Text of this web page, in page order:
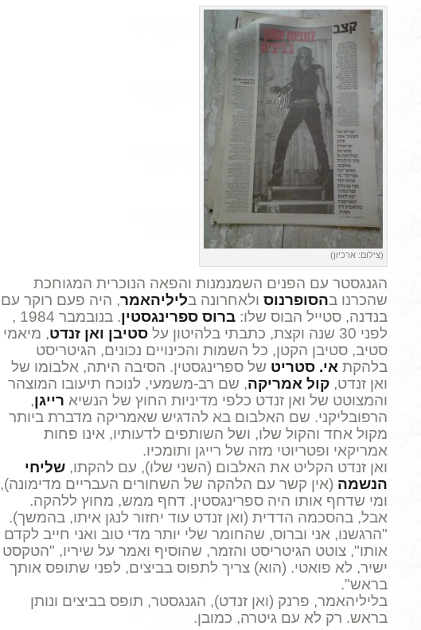
(צילום: ארכיון)
הגנגסטר עם הפנים השמנמנות והפאה הנוכרית המגוחכת
שהכרנו בהסופרנוס ולאחרונה בליליהאמר, היה פעם רוקר עם
בנדנה, סטייל הבוס שלו: ברוס ספרינגסטין
. בנובמבר 1984 ,
לפני 30 שנה וקצת, כתבתי בלהיטון על
סטיבן ואן זנדט, מיאמי
סטיב, סטיבן הקטן, כל השמות והכינויים נכונים, הגיטריסט
בלהקת אי. סטריט של ספרינגסטין. הסיבה היתה, אלבומו של
ואן זנדט, קול אמריקה, שם רב-משמעי, לנוכח תיעובו המוצהר
והמצוטט של ואן זנדט כלפי מדיניות החוץ של הנשיא רייגן,
הרפובליקני. שם האלבום בא להדגיש שאמריקה מדברת ביותר
מקול אחד והקול שלו, ושל השותפים לדעותיו, אינו פחות
אמריקאי ופטריוטי מזה של רייגן ותומכיו.
ואן זנדט הקליט את האלבום (השני שלו), עם להקתו, שליחי
הנשמה (אין קשר עם הלהקה של השחורים העבריים מדימונה),
ומי שדחף אותו היה ספרינגסטין. דחף ממש, מחוץ ללהקה.
אבל, בהסכמה הדדית (ואן זנדט עוד יחזור לנגן איתו, בהמשך).
"הרגשנו, אני וברוס, שהחומר שלי יותר מדי טוב ואני חייב לקדם
אותו", צוטט הגיטריסט והזמר, שהוסיף ואמר על שיריו, "הטקסט
ישיר, לא פואטי. (הוא) צריך לתפוס בביצים, לפני שתופס אותך
בראש".
בליליהאמר, פרנק (ואן זנדט), הגנגסטר, תופס בביצים ונותן
בראש. רק לא עם גיטרה, כמובן.